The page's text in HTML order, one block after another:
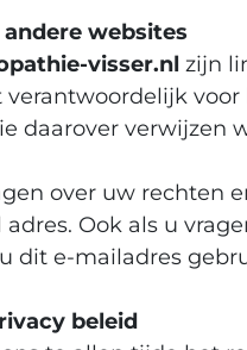
websites
visser.nl zijn
daarover verwijzen
over uw rechten
Ook als u
dit e-mailadres
beleid